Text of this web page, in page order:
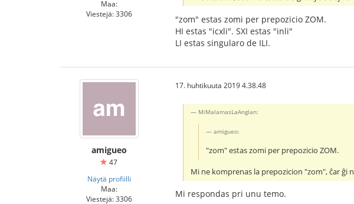
Maa:
Viestejä: 3306
"zom" estas zomi per prepozicio ZOM.
HI estas "icxli". SXI estas "inli"
LI estas singularo de ILI.
amigueo
47
Näytä profiilli
Maa:
Viestejä: 3306
17. huhtikuuta 2019 4.38.48
MiMalamasLaAnglan:
amigueo:
"zom" estas zomi per prepozicio ZOM.
Mi ne komprenas la prepozicion "zom", ĉar ĝi
Mi respondas pri unu temo.